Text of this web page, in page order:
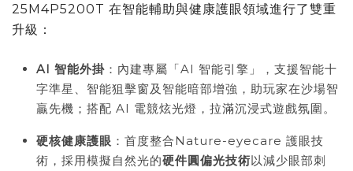
25M4P5200T 在智能輔助與健康護眼領域進行了雙重
升級：
AI 智能外掛 ：內建專屬「AI 智能引擎」，支援智能十
字準星、智能狙擊窗及智能暗部增強，助玩家在沙場智
贏先機；搭配 AI 電競炫光燈，拉滿沉浸式遊戲氛圍。
硬核健康護眼 ：首度整合Nature-eyecare 護眼技
術，採用模擬自然光的硬件圓偏光技術以減少眼部刺